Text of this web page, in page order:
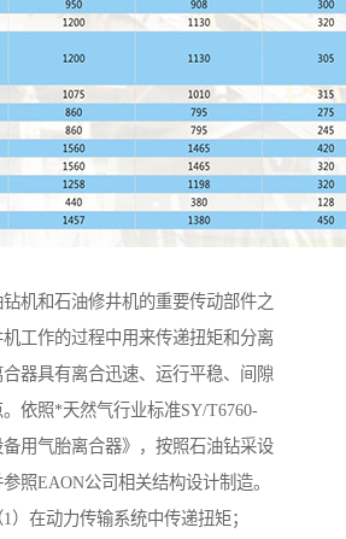
机和石油修井机的重要传动部件之
工作的过程中用来传递扭矩和分离
器具有离合迅速、运行平稳、间隙
依照*天然气行业标准SY/T6760-
备用气胎离合器》，按照石油钻采设
照EAON公司相关结构设计制造。
）在动力传输系统中传递扭矩；